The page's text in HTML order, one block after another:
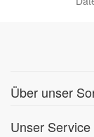
Über unser
Unser Service